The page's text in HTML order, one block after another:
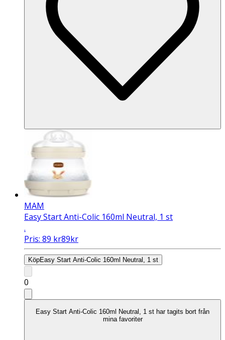
MAM
Easy Start Anti-Colic 160ml Neutral, 1 st
.
Pris: 89 kr89kr
KöpEasy Start Anti-Colic 160ml Neutral, 1 st
0
Easy Start Anti-Colic 160ml Neutral, 1 st har tagits bort från
mina favoriter